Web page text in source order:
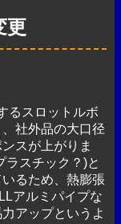
更
るスロットルボ
社外品の大口径
スが上がりま
ラスチック？)と
るため、熱膨張
アルミパイプな
アップというよ